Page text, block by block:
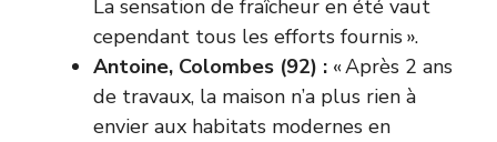
La sensation de fraîcheur en été vaut
cependant tous les efforts fournis ».
Antoine, Colombes (92) : « Après 2 ans
de travaux, la maison n’a plus rien à
envier aux habitats modernes en